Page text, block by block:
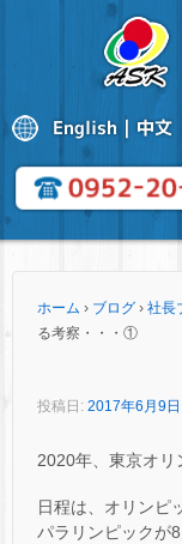
ホーム › ブログ › 社長
る考察・・・①
投稿日: 2017年6月9日
2020年、東京オリ
日程は、オリンピ
パラリンピックが